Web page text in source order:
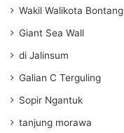
Wakil Walikota Bontang
Giant Sea Wall
di Jalinsum
Galian C Terguling
Sopir Ngantuk
tanjung morawa